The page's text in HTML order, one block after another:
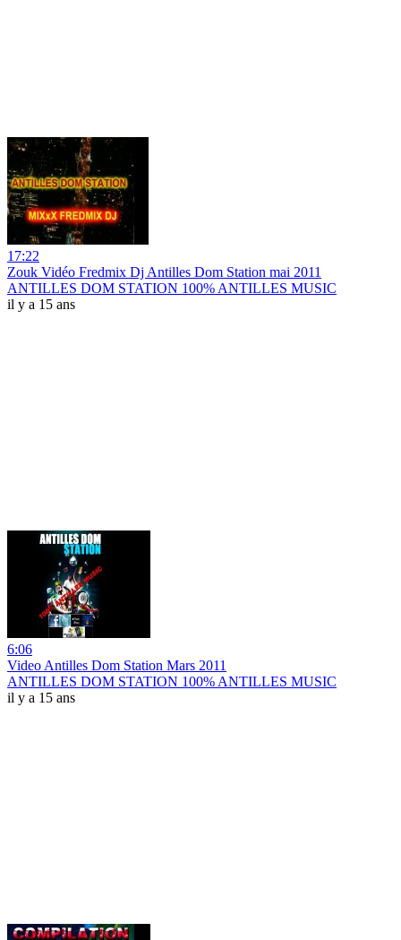
17:22
Zouk Vidéo Fredmix Dj Antilles Dom Station mai 2011
ANTILLES DOM STATION 100% ANTILLES MUSIC
il y a 15 ans
6:06
Video Antilles Dom Station Mars 2011
ANTILLES DOM STATION 100% ANTILLES MUSIC
il y a 15 ans